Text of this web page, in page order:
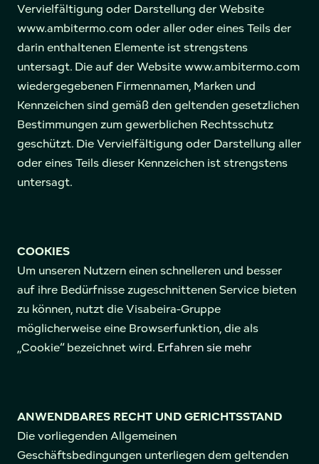
Vervielfältigung oder Darstellung der Website
www.ambitermo.com oder aller oder eines Teils der
darin enthaltenen Elemente ist strengstens
untersagt. Die auf der Website www.ambitermo.com
wiedergegebenen Firmennamen, Marken und
Kennzeichen sind gemäß den geltenden gesetzlichen
Bestimmungen zum gewerblichen Rechtsschutz
geschützt. Die Vervielfältigung oder Darstellung aller
oder eines Teils dieser Kennzeichen ist strengstens
untersagt.
COOKIES
Um unseren Nutzern einen schnelleren und besser
auf ihre Bedürfnisse zugeschnittenen Service bieten
zu können, nutzt die Visabeira-Gruppe
möglicherweise eine Browserfunktion, die als
„Cookie“ bezeichnet wird. Erfahren sie mehr
ANWENDBARES RECHT UND GERICHTSSTAND
Die vorliegenden Allgemeinen
Geschäftsbedingungen unterliegen dem geltenden